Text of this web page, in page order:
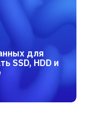
для
SSD, HDD и